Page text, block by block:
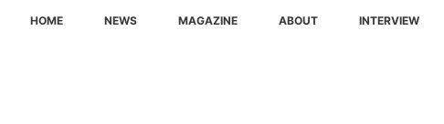
HOME NEWS MAGAZINE ABOUT INTERVIEW